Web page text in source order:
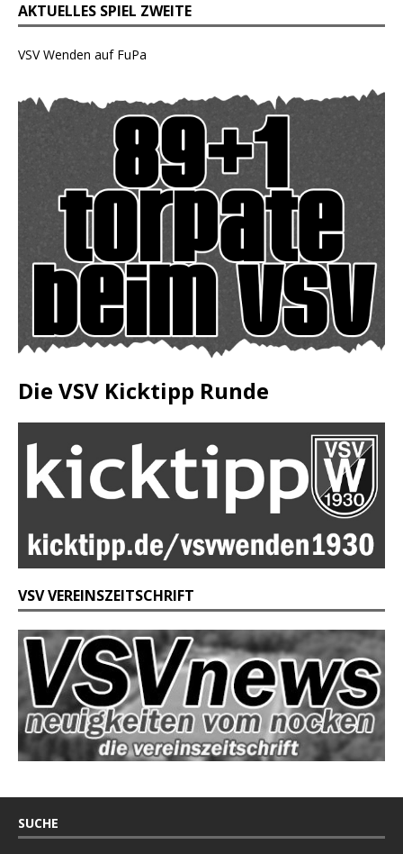
AKTUELLES SPIEL ZWEITE
VSV Wenden auf FuPa
Die VSV Kicktipp Runde
VSV VEREINSZEITSCHRIFT
SUCHE